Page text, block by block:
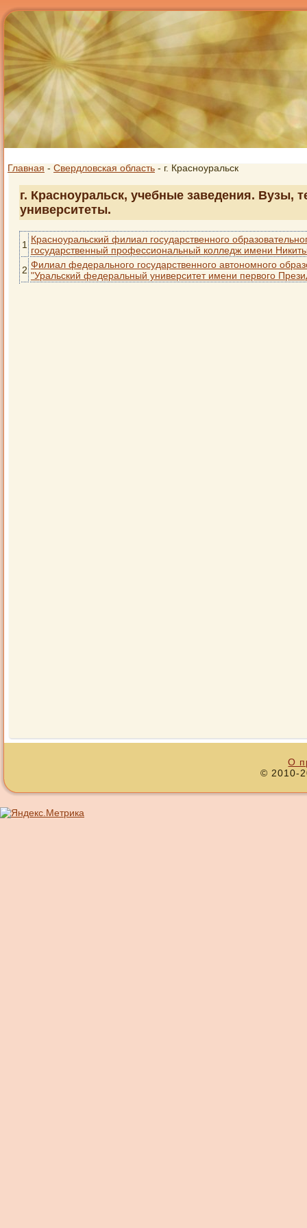
Главная - Свердловская область - г. Красноуральск
г. Красноуральск, учебные заведения. Вузы,
университеты.
1 Красноуральский филиал государственного
государственный профессиональный колледж имени
2 Филиал федерального государственного автономного
"Уральский федеральный университет имени первого
О
© 2010-